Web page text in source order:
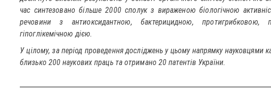
час синтезовано більше 2000 сполук з вираженою біологічною
речовини з антиоксидантною, бактерицидною, протигрибковою,
гіпоглікемічною дією.
У цілому, за період проведення досліджень у цьому напрямку науковцями
близько 200 наукових праць та отримано 20 патентів України.